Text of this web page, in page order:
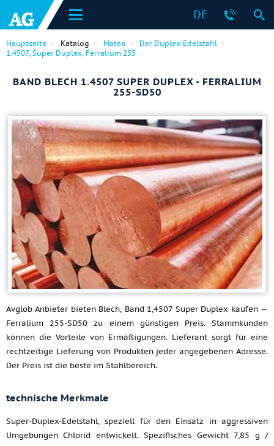
DE
Hauptseite Katalog Matea
Der Duplex-Edelstahl
1.4507, Super Duplex, Ferralium 255
BAND BLECH 1.4507 SUPER DUPLEX - FERRALIUM
255-SD50
Avglob Anbieter bieten Blech, Band 1,4507 Super Duplex kaufen —
Ferralium 255-SD50 zu einem günstigen Preis. Stammkunden
können die Vorteile von Ermäßigungen. Lieferant sorgt für eine
rechtzeitige Lieferung von Produkten jeder angegebenen Adresse.
Der Preis ist die beste im Stahlbereich.
technische Merkmale
Super-Duplex-Edelstahl, speziell für den Einsatz in aggressiven
Umgebungen Chlorid entwickelt. Spezifisches Gewicht 7,85 g /